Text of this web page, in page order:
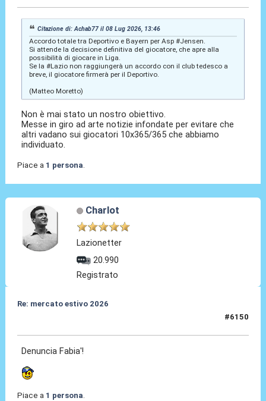
Citazione di: Achab77 il 08 Lug 2026, 13:46
Accordo totale tra Deportivo e Bayern per Asp #Jensen.
Si attende la decisione definitiva del giocatore, che apre alla
possibilità di giocare in Liga.
Se la #Lazio non raggiungerà un accordo con il club tedesco a
breve, il giocatore firmerà per il Deportivo.
(Matteo Moretto)
Non è mai stato un nostro obiettivo.
Messe in giro ad arte notizie infondate per evitare che
altri vadano sui giocatori 10x365/365 che abbiamo
individuato.
Piace a 1 persona
Charlot
Lazionetter
20.990
Registrato
Re: mercato estivo 2026
#6150
Denuncia Fabia'!
Piace a 1 persona.